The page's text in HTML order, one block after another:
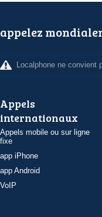
appelez
Localphone ne convient
Appels
internationaux
Appels mobile ou sur ligne
fixe
app iPhone
app Android
VoIP